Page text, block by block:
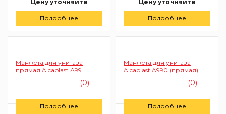
Цену уточняйте
Заказать
Подробнее
Цену уточняйте
Заказать
Подробнее
Манжета для унитаза
прямая Alcaplast А99
(0)
Заказать
Подробнее
Манжета для унитаза
Alcaplast A990 (прямая)
(0)
Заказать
Подробнее